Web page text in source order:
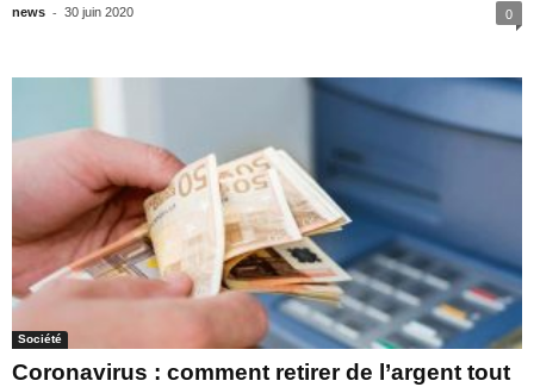
news - 30 juin 2020 0
Société
Coronavirus : comment retirer de l’argent tout